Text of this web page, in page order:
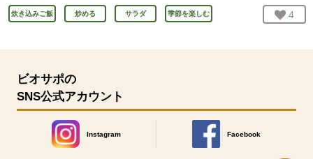
炊き込みご飯 炒める サラダ 季節を楽しむ お気
4
ビオサポの
SNS公式アカウント
Instagram
別のウィンドウで開きます。
Facebook
別のウィンドウで開きます